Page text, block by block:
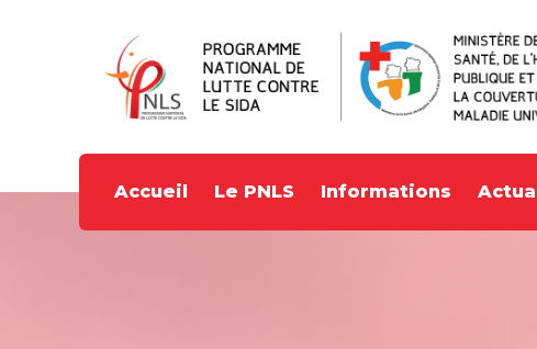
Accueil Le PNLS Informations